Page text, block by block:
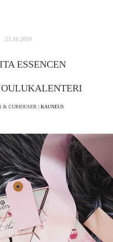
23.10.2019
ESSENCEN
& CURIOUSER | KAUNEUS